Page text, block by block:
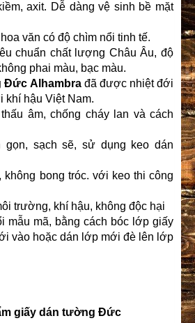
axit. Dễ dàng vệ sinh bề mặt
văn có độ chìm nổi tinh tế.
chuẩn chất lượng Châu Âu, độ
phai màu, bạc màu.
Đức Alhambrađã được nhiệt đới
khí hậu Việt Nam.
âm, chống cháy lan và cách
gọn, sạch sẽ, sử dụng keo dán
không bong tróc. với keo thi công
trường, khí hậu, không độc hại
mẫu mã, bằng cách bóc lớp giấy
vào hoặc dán lớp mới đè lên lớp
giấy dán tường Đức